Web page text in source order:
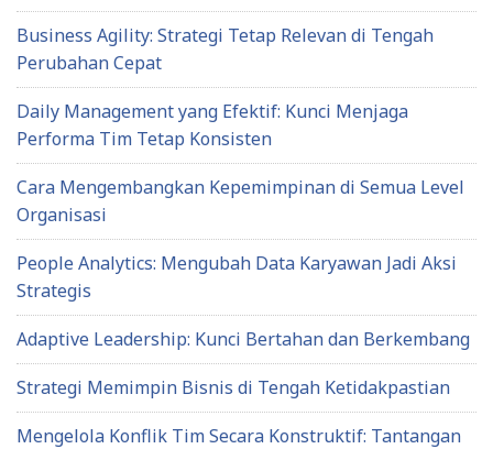
Business Agility: Strategi Tetap Relevan di Tengah
Perubahan Cepat
Daily Management yang Efektif: Kunci Menjaga
Performa Tim Tetap Konsisten
Cara Mengembangkan Kepemimpinan di Semua Level
Organisasi
People Analytics: Mengubah Data Karyawan Jadi Aksi
Strategis
Adaptive Leadership: Kunci Bertahan dan Berkembang
Strategi Memimpin Bisnis di Tengah Ketidakpastian
Mengelola Konflik Tim Secara Konstruktif: Tantangan